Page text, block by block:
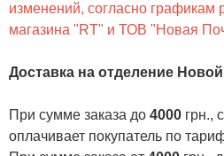
изменений, согласно графикам
магазина "RT" и ТОВ "Новая
Доставка на отделение
При сумме заказа до 4000 грн.,
оплачивает покупатель по